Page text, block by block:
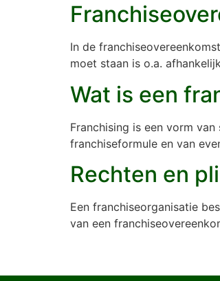
In de
moet staan is o.a.
Wat is een
Franchising is een vorm
franchiseformule en van
Rechten en
Een franchiseorganisatie
van een